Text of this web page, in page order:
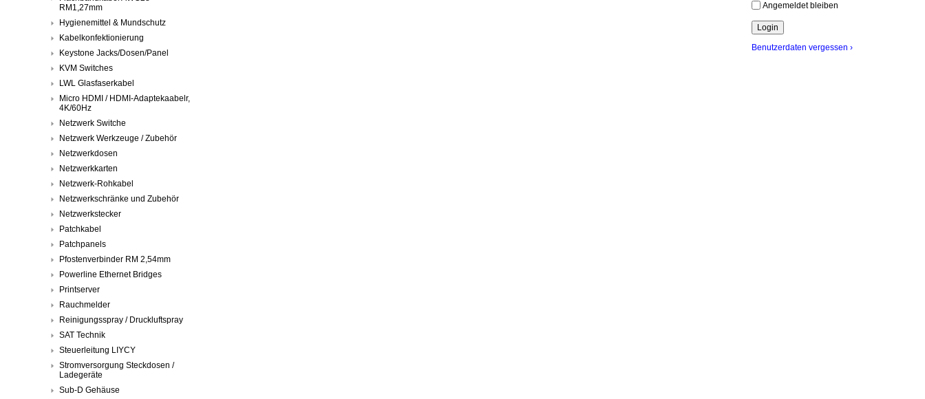
Angemeldet bleiben
Benutzerdaten vergessen ›
RM1,27mm
Hygienemittel & Mundschutz
Kabelkonfektionierung
Keystone Jacks/Dosen/Panel
KVM Switches
LWL Glasfaserkabel
Micro HDMI / HDMI-Adaptekaabelr,
4K/60Hz
Netzwerk Switche
Netzwerk Werkzeuge / Zubehör
Netzwerkdosen
Netzwerkkarten
Netzwerk-Rohkabel
Netzwerkschränke und Zubehör
Netzwerkstecker
Patchkabel
Patchpanels
Pfostenverbinder RM 2,54mm
Powerline Ethernet Bridges
Printserver
Rauchmelder
Reinigungsspray / Druckluftspray
SAT Technik
Steuerleitung LIYCY
Stromversorgung Steckdosen /
Ladegeräte
Sub-D Gehäuse